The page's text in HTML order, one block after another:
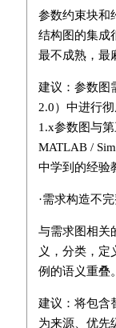
参数约束块和
结构图的集成
最不成熟，最
建议：参数图
2.0）中进行
1.x参数图与
MATLAB /
中学到的经验
·需求构造不
与需求图相关
义，分类，定
例的语义重叠。
建议：将包含
为来源、优先